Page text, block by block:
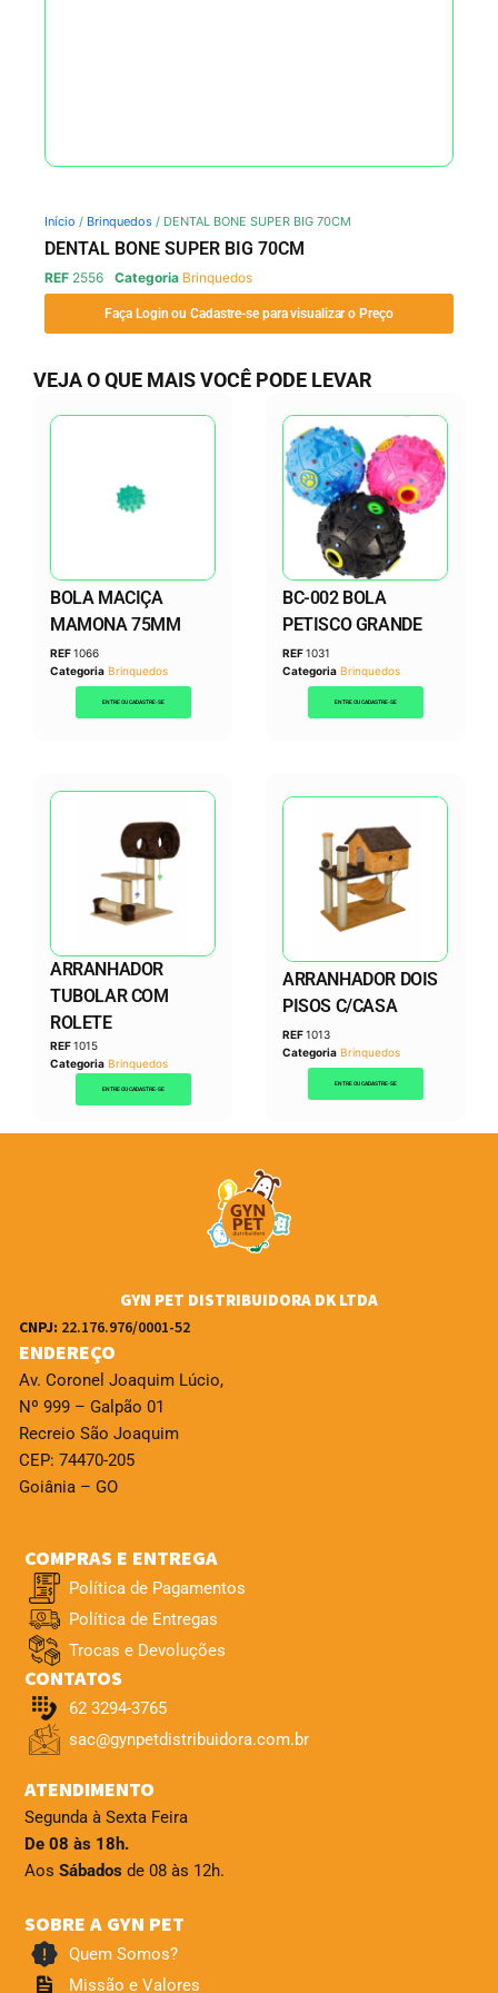
Início / Brinquedos / DENTAL BONE SUPER BIG 70CM
DENTAL BONE SUPER BIG 70CM
REF 2556 Categoria Brinquedos
Faça Login ou Cadastre-se para visualizar o Preço
VEJA O QUE MAIS VOCÊ PODE LEVAR
BOLA MACIÇA
MAMONA 75MM
REF1066
Categoria Brinquedos
ENTRE OU CADASTRE-SE
BC-002 BOLA
PETISCO GRANDE
REF1031
Categoria Brinquedos
ENTRE OU CADASTRE-SE
ARRANHADOR
TUBOLAR COM
ROLETE
REF1015
Categoria Brinquedos
ENTRE OU CADASTRE-SE
ARRANHADOR DOIS
PISOS C/CASA
REF1013
Categoria Brinquedos
ENTRE OU CADASTRE-SE
GYN PET DISTRIBUIDORA DK LTDA
CNPJ: 22.176.976/0001-52
ENDEREÇO
Av. Coronel Joaquim Lúcio,
Nº 999 – Galpão 01
Recreio São Joaquim
CEP: 74470-205
Goiânia – GO
COMPRAS E ENTREGA
Política de Pagamentos
Política de Entregas
Trocas e Devoluções
CONTATOS
62 3294-3765
sac@gynpetdistribuidora.com.br
ATENDIMENTO
Segunda à Sexta Feira
De 08 às 18h.
Aos Sábados de 08 às 12h.
SOBRE A GYN PET
Quem Somos?
Missão e Valores